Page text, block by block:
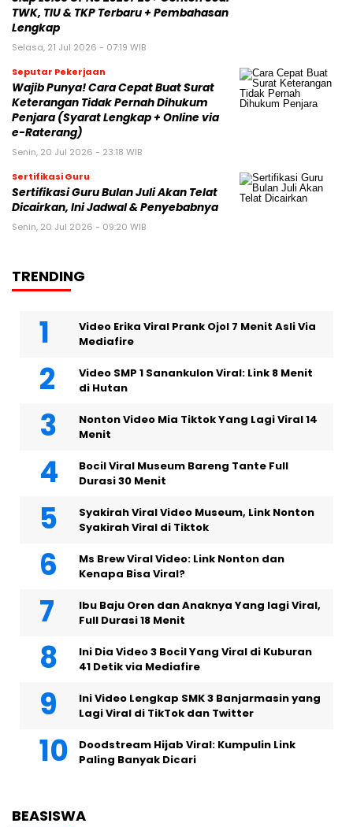
TWK, TIU & TKP Terbaru + Pembahasan
Lengkap
Selasa, 21 Jul 2026 - 07:19 WIB
Seputar Pekerjaan
Wajib Punya! Cara Cepat Buat Surat
Keterangan Tidak Pernah Dihukum
Penjara (Syarat Lengkap + Online via
e-Raterang)
Senin, 20 Jul 2026 - 23:18 WIB
Sertifikasi Guru
Sertifikasi Guru Bulan Juli Akan Telat
Dicairkan, Ini Jadwal & Penyebabnya
Senin, 20 Jul 2026 - 09:20 WIB
TRENDING
Video Erika Viral Prank Ojol 7 Menit Asli Via
Mediafire
Video SMP 1 Sanankulon Viral: Link 8 Menit
di Hutan
Nonton Video Mia Tiktok Yang Lagi Viral 14
Menit
Bocil Viral Museum Bareng Tante Full
Durasi 30 Menit
Syakirah Viral Video Museum, Link Nonton
Syakirah Viral di Tiktok
Ms Brew Viral Video: Link Nonton dan
Kenapa Bisa Viral?
Ibu Baju Oren dan Anaknya Yang lagi Viral,
Full Durasi 18 Menit
Ini Dia Video 3 Bocil Yang Viral di Kuburan
41 Detik via Mediafire
Ini Video Lengkap SMK 3 Banjarmasin yang
Lagi Viral di TikTok dan Twitter
Doodstream Hijab Viral: Kumpulin Link
Paling Banyak Dicari
BEASISWA